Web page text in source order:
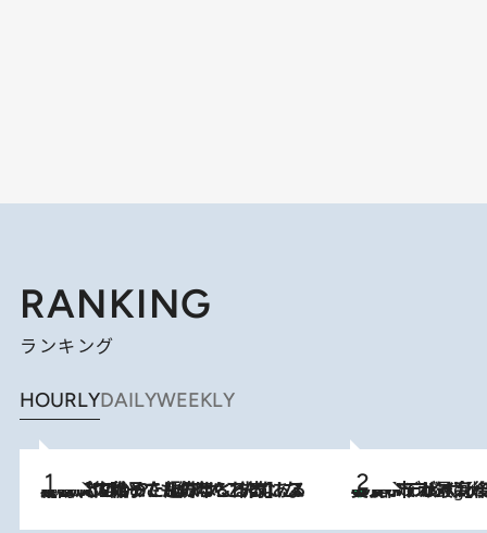
RANKING
ランキング
HOURLYDAILYWEEKLY
2026.8.5
【阿川佐和子さんの年とる力】なぜ70代で始めた趣味は“こんなに楽しい”のか？ ピアノ、俳句…スランプに陥っても続けられる“ある秘訣”とは 9 Hours Ago
美食、デザイン、ホスピタリティのすべてが最高峰！ ノルウェー第4の都市スタヴァンゲルの